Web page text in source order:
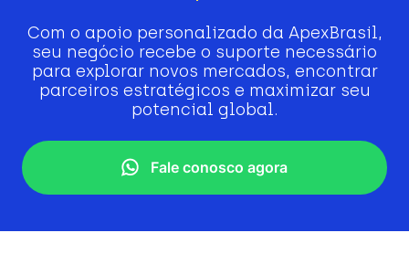
Com o apoio personalizado da ApexBrasil,
seu negócio recebe o suporte necessário
para explorar novos mercados, encontrar
parceiros estratégicos e maximizar seu
potencial global.
Fale conosco agora